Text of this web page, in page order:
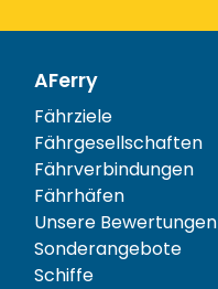
AFerry
Fährziele
Fährgesellschaften
Fährverbindungen
Fährhäfen
Unsere Bewertungen
Sonderangebote
Schiffe